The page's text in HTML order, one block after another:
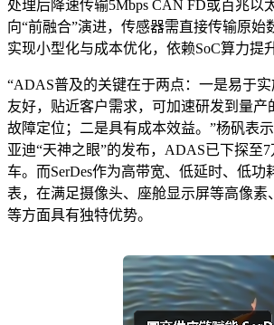
处理后降速传输5Mbps CAN FD或百兆以
向“前融合”演进，传感器需直接传输原始
实现小型化与成本优化，依赖SoC算力提
“ADAS普及的关键在于两点：一是易于
友好，贴近客户需求，可加速研发到量产
故障定位；二是具有成本效益。”杨矾表
亚迪“天神之眼”的发布，ADAS已下探至
车。而SerDes作为高带宽、低延时、低功
表，在满足摄像头、座舱显示屏等高像素
等方面具有独特优势。